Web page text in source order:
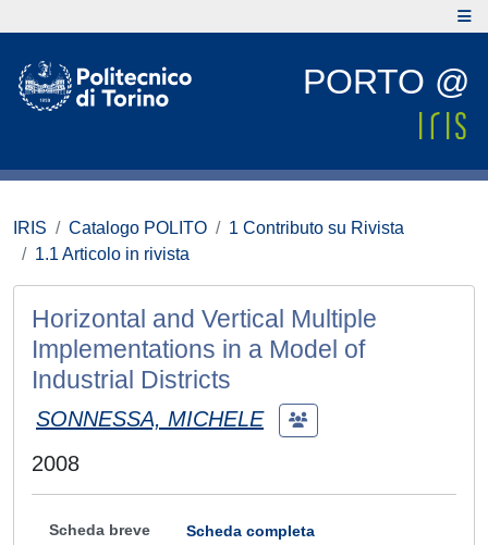
PORTO @
IRIS Catalogo POLITO
1 Contributo su Rivista
1.1 Articolo in rivista
Horizontal and Vertical Multiple
Implementations in a Model of
Industrial Districts
SONNESSA, MICHELE
2008
Scheda breve Scheda completa